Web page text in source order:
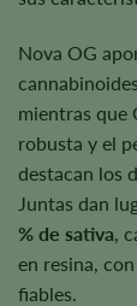
Nova OG
mientras que
robusta y el
destacan los
Juntas dan
% de sativa,
en resina,
fiables.